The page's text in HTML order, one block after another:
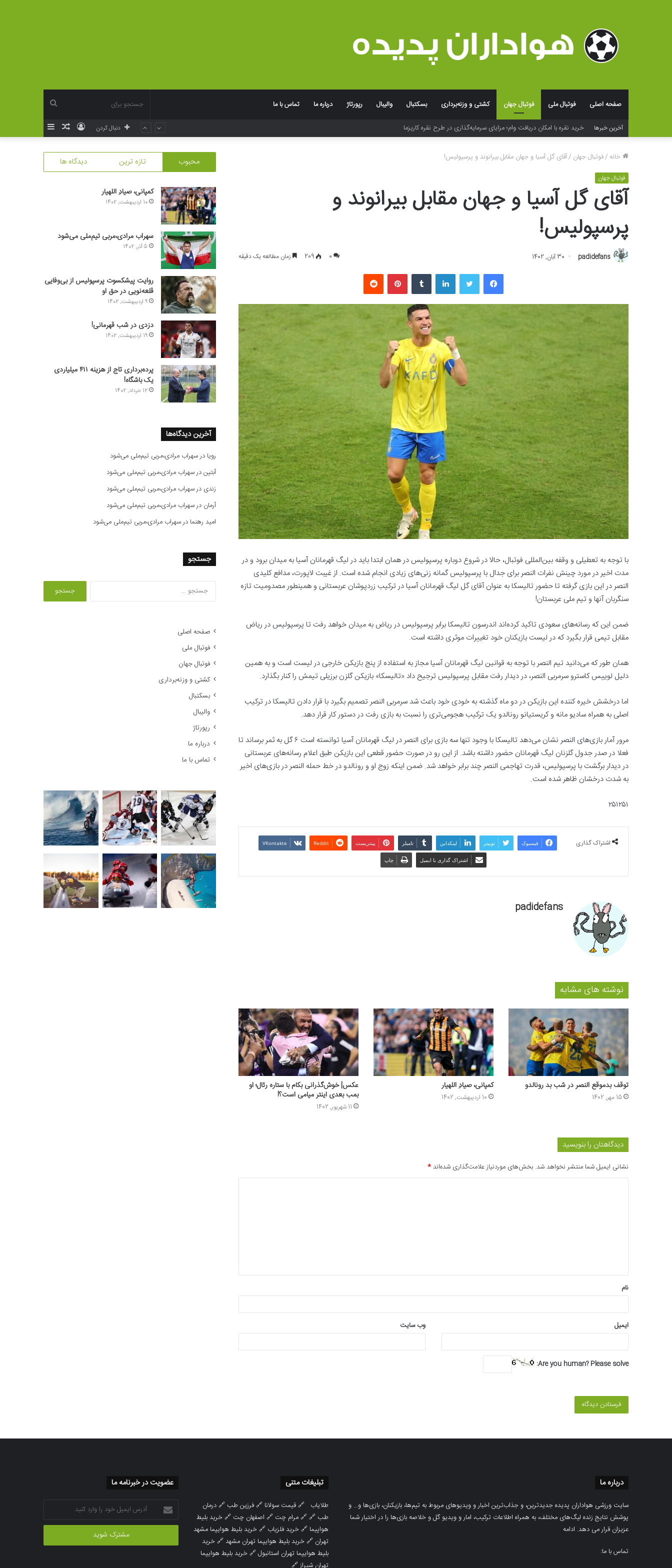
صفحه اصلی فوتبال ملی فوتبال جهان کشتی و وزنه‌برداری بسکتبال والیبال رپورتاژ درباره ما تماس با ما
برای آخرین خبرها
نوشته
ورود دنبال کردن
خانه /فوتبال جهان /آقای گل آسیا و جهان مقابل بیرانوند و پرسپولیس!
فوتبال جهان
آقای گل آسیا و جهان مقابل بیرانوند و
پرسپولیس!
padidefans 30 آبان, 1402 0
209 زمان مطالعه یک دقیقه
فیسبوک لینکداین پینتریست
با توجه به تعطیلی و وقفه بین‌المللی فوتبال، حالا در شروع دوباره پرسپولیس در همان ابتدا باید در لیگ قهرمانان آسیا به میدان برود و در
مدت اخیر در مورد چینش نفرات النصر برای جدال با پرسپولیس گمانه زنی‌های زیادی انجام شده است. از غیبت لاپورت، مدافع کلیدی
النصر در این بازی گرفته تا حضور تالیسکا به عنوان آقای گل لیگ قهرمانان آسیا در ترکیب زردپوشان عربستانی و همینطور مصدومیت تازه
سنگربان آنها و تیم ملی عربستان!
ضمن این که رسانه‌های سعودی تاکید کرده‌اند اندرسون تالیسکا برابر پرسپولیس در ریاض به میدان خواهد رفت تا پرسپولیس در ریاض
مقابل تیمی قرار بگیرد که در لیست بازیکنان خود تغییرات موثری داشته است.
همان طور که می‌دانید تیم النصر با توجه به قوانین لیگ قهرمانان آسیا مجاز به استفاده از پنج بازیکن خارجی در لیست است و به همین
دلیل لوییس کاسترو سرمربی النصر، در دیدار رفت مقابل پرسپولیس ترجیح داد «تالیسکا» بازیکن گلزن برزیلی تیمش را کنار بگذارد.
اما درخشش خیره کننده این بازیکن در دو ماه گذشته به خودی خود باعث شد سرمربی النصر تصمیم بگیرد با قرار دادن تالیسکا در ترکیب
اصلی به همراه سادیو مانه و کریستیانو رونالدو یک ترکیب هجومی‌تری را نسبت به بازی رفت در دستور کار قرار دهد.
مرور آمار بازی‌های النصر نشان می‌دهد تالیسکا با وجود تنها سه بازی برای النصر در لیگ قهرمانان آسیا توانسته است ۶ گل به ثمر برساند تا
فعلا در صدر جدول گلزنان لیگ قهرمانان حضور داشته باشد. از این رو در صورت حضور قطعی این بازیکن طبق اعلام رسانه‌های عربستانی
در دیدار برگشت با پرسپولیس، قدرت تهاجمی النصر چند برابر خواهد شد. ضمن اینکه زوج او و رونالدو در خط حمله النصر در بازی‌های اخیر
به شدت درخشان ظاهر شده است.
۲۵۱۲۵۱
اشتراک گذاری فیسبوک توییتر لینکداین تامبلر پینتریست Reddit
VKontakte
اشتراک گذاری با ایمیل چاپ
padidefans
نوشته های مشابه
توقف بدموقع النصر در شب بد رونالدو
15 مهر, 1402
کمپانی، صیادِ اللهیار
10 اردیبهشت, 1402
عکس‌| خوش‌گذرانی بکام با ستاره رئال؛ او
بمب بعدی اینتر میامی است؟!
11 شهریور, 1402
دیدگاهتان را بنویسید
نشانی ایمیل شما منتشر نخواهد شد. بخش‌های موردنیاز علامت‌گذاری شده‌اند*
*
نام
ایمیل وب‌ سایت
Are you human? Please solve:
محبوب تازه ترین دیدگاه ها
کمپانی، صیادِ اللهیار
10 اردیبهشت, 1402
سهراب مرادی،مربی تیم‌ملی می‌شود
5 آذر, 1402
روایت پیشکسوت پرسپولیس از بی‌وفایی
قلعه‌نویی در حق او
9 اردیبهشت, 1402
دزدی در شب قهرمانی!
19 اردیبهشت, 1402
پرده‌برداری تاج از هزینه ۴۱۱ میلیاردی
یک باشگاه!
12 خرداد, 1402
آخرین دیدگاه‌ها
رویا درسهراب مرادی،مربی تیم‌ملی می‌شود
آبتیندرسهراب مرادی،مربی تیم‌ملی می‌شود
زندی درسهراب مرادی،مربی تیم‌ملی می‌شود
آرمان درسهراب مرادی،مربی تیم‌ملی می‌شود
امید رهنما درسهراب مرادی،مربی تیم‌ملی می‌شود
جستجو
صفحه اصلی
فوتبال ملی
فوتبال جهان
کشتی و وزنه‌برداری
بسکتبال
والیبال
رپورتاژ
درباره ما
تماس با ما
درباره ما
سایت ورزشی هواداران پدیده جدیدترین، و جذاب‌ترین اخبار و ویدیوهای مربوط به تیم‌ها، بازیکنان، بازی‌ها و… و
پوشش نتایج زنده لیگ‌های مختلف، به همراه اطلاعات ترکیب، امار و ویدیو‌‌ گل‌ و خلاصه بازی‌ها را در اختیار شما
عزیزان قرار می دهد. ادامه
تماس با ما:
تبلیغات متنی
طلایاب 🔗قیمت سولانا 🔗فرزین طب 🔗درمان
طب 🔗 🔗مرام چت 🔗 اصفهان چت 🔗خرید بلیط
هواپیما 🔗خرید فلزیاب 🔗خرید بلیط هوایپما مشهد
تهران 🔗خرید بلیط هوایپما تهران مشهد🔗خرید
بلیط هوایپما تهران استانبول🔗خرید بلیط هوایپما
تهران شیراز 🔗
عضویت در خبرنامه ما
آدرس
ایمیل
خود
وارد